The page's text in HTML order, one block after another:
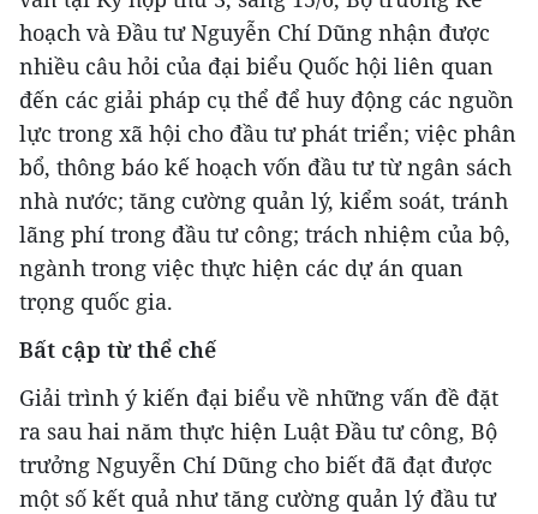
hoạch và Đầu tư Nguyễn Chí Dũng nhận được
nhiều câu hỏi của đại biểu Quốc hội liên quan
đến các giải pháp cụ thể để huy động các nguồn
lực trong xã hội cho đầu tư phát triển; việc phân
bổ, thông báo kế hoạch vốn đầu tư từ ngân sách
nhà nước; tăng cường quản lý, kiểm soát, tránh
lãng phí trong đầu tư công; trách nhiệm của bộ,
ngành trong việc thực hiện các dự án quan
trọng quốc gia.
Bất cập từ thể chế
Giải trình ý kiến đại biểu về những vấn đề đặt
ra sau hai năm thực hiện Luật Đầu tư công, Bộ
trưởng Nguyễn Chí Dũng cho biết đã đạt được
một số kết quả như tăng cường quản lý đầu tư